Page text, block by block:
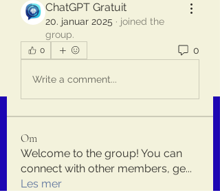
ChatGPT Gratuit
20. januar 2025 · joined the
group.
0 0
Write a comment...
Om
Welcome to the group! You can
connect with other members, ge...
Les mer